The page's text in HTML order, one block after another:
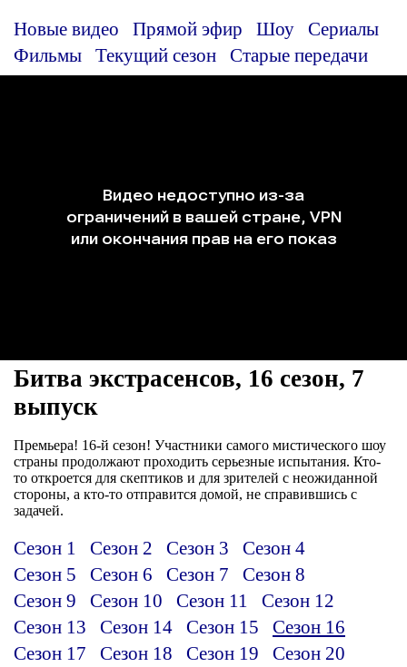
Новые видео Прямой эфир Шоу
Сериалы
Фильмы
Текущий сезон Старые передачи
Битва экстрасенсов, 16 сезон, 7
выпуск
Премьера! 16-й сезон! Участники самого мистического шоу
страны продолжают проходить серьезные испытания. Кто-
то откроется для скептиков и для зрителей с неожиданной
стороны, а кто-то отправится домой, не справившись с
задачей.
Сезон 1 Сезон 2 Сезон 3
Сезон 4
Сезон 5
Сезон 6 Сезон 7
Сезон 8
Сезон 9
Сезон 10 Сезон 11
Сезон 12
Сезон 13
Сезон 14 Сезон 15
Сезон 16
Сезон 17
Сезон 18 Сезон 19
Сезон 20